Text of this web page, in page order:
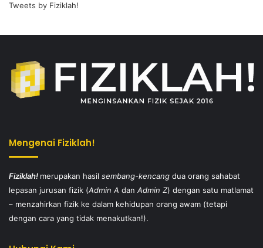
Tweets by Fiziklah!
Mengenai Fiziklah!
Fiziklah! merupakan hasil sembang-kencang dua orang sahabat
lepasan jurusan fizik (Admin A dan Admin Z) dengan satu matlamat
– menzahirkan fizik ke dalam kehidupan orang awam (tetapi
dengan cara yang tidak menakutkan!).